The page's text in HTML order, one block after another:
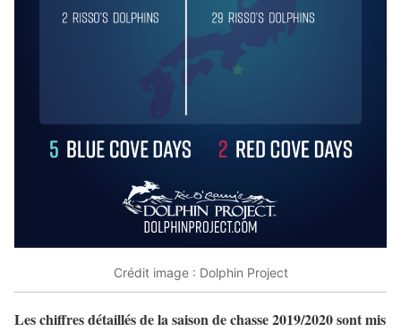
Crédit image : Dolphin Project
Les chiffres détaillés de la saison de chasse 2019/2020 sont mis